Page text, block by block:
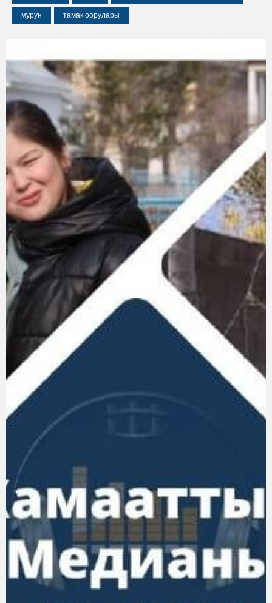
мурун тамак оорулары